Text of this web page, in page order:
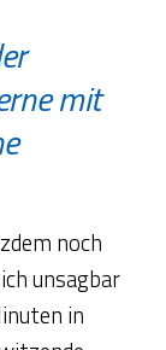
mit
noch
unsagbar
in